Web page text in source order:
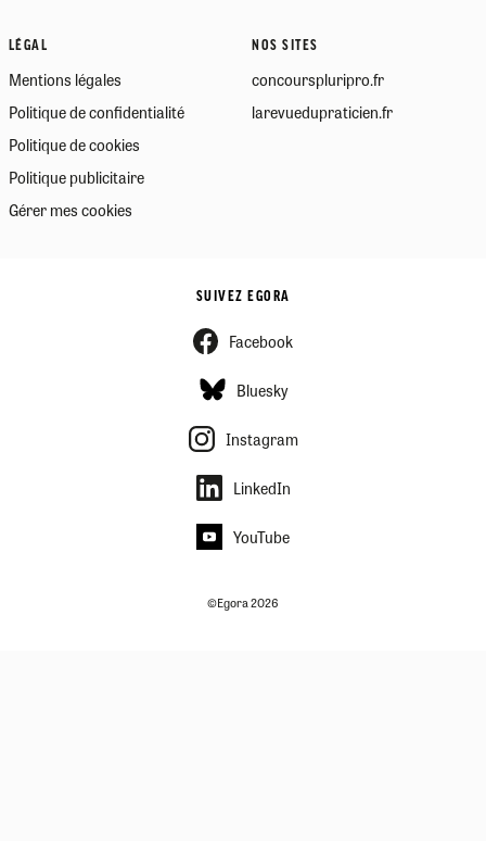
LÉGAL
Mentions légales
Politique de confidentialité
Politique de cookies
Politique publicitaire
Gérer mes cookies
NOS SITES
concourspluripro.fr
larevuedupraticien.fr
SUIVEZ EGORA
Facebook
Bluesky
Instagram
LinkedIn
YouTube
©Egora 2026